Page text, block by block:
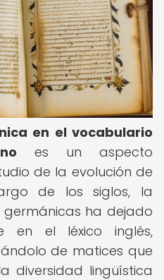
en el vocabulario
es un aspecto
de la evolución de
de los siglos, la
ha dejado
en el léxico inglés,
de matices que
diversidad lingüística